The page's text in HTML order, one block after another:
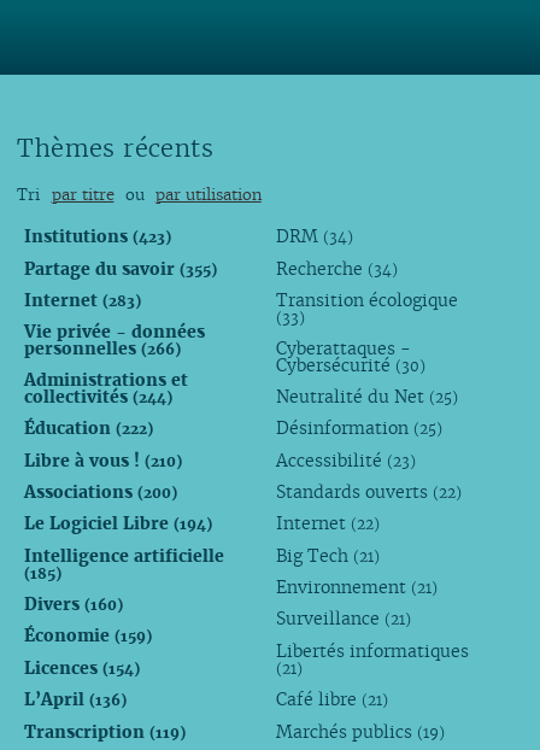
Thèmes récents
Tri par titre ou par utilisation
Institutions (423)
Partage du savoir (355)
Internet (283)
Vie privée - données
personnelles (266)
Administrations et
collectivités (244)
Éducation (222)
Libre à vous ! (210)
Associations (200)
Le Logiciel Libre (194)
Intelligence artificielle
(185)
Divers (160)
Économie (159)
Licences (154)
L’April (136)
Transcription (119)
DRM (34)
Recherche (34)
Transition écologique
(33)
Cyberattaques -
Cybersécurité (30)
Neutralité du Net (25)
Désinformation (25)
Accessibilité (23)
Standards ouverts (22)
Internet (22)
Big Tech (21)
Environnement (21)
Surveillance (21)
Libertés informatiques
(21)
Café libre (21)
Marchés publics (19)